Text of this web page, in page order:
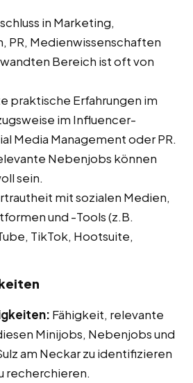
in Marketing,
PR, Medienwissenschaften
Bereich ist oft von
praktische Erfahrungen im
im Influencer-
Media Management oder PR.
Nebenjobs können
sein.
mit sozialen Medien,
und -Tools (z.B.
TikTok, Hootsuite,
Fähigkeit, relevante
Minijobs, Nebenjobs und
am Neckar zu identifizieren
recherchieren.